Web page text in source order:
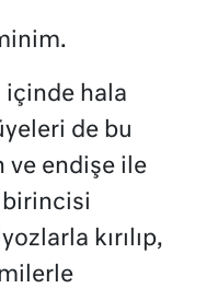
içinde hala
de bu
ve endişe ile
kırılıp,